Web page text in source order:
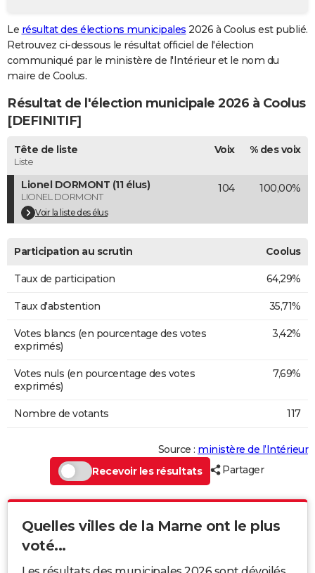
GUIDES D'ACHAT
BONS PLANS
CARTE DE VOEUX
Carte de Noël
Carte Bonne année
Carte Saint-Valentin
Carte Pâques
Carte d'anniversaire
DICTIONNAIRE
Dictionnaire
Biographies
Citations
Expressions
Proverbes
PROGRAMME TV
COPAINS D'AVANT
S'inscrire
Se connecter
Lycées
Collèges
Primaires
Universités
Entreprises
Service militaire
Avis de recherche
AVIS DE DÉCÈS
FORUM
Le résultat des élections municipales 2026 à Coolus est publié.
Retrouvez ci-dessous le résultat officiel de l'élection
communiqué par le ministère de l'Intérieur et le nom du
maire de Coolus.
Résultat de l'élection municipale 2026 à Coolus
[DEFINITIF]
Tête de liste
Liste
Voix % des voix
Lionel DORMONT (11 élus)
LIONEL DORMONT
Voir la liste des élus
104 100,00%
Participation au scrutin Coolus
Taux de participation 64,29%
Taux d'abstention 35,71%
Votes blancs (en pourcentage des votes
exprimés)
3,42%
Votes nuls (en pourcentage des votes
exprimés)
7,69%
Nombre de votants 117
Source : ministère de l’Intérieur
Recevoir les résultats
Partager
Quelles villes de la Marne ont le plus
voté...